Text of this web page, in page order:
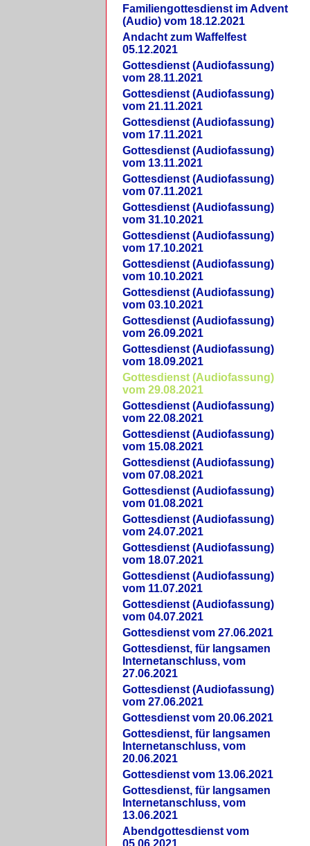
Familiengottesdienst im Advent
(Audio) vom 18.12.2021
Andacht zum Waffelfest
05.12.2021
Gottesdienst (Audiofassung)
vom 28.11.2021
Gottesdienst (Audiofassung)
vom 21.11.2021
Gottesdienst (Audiofassung)
vom 17.11.2021
Gottesdienst (Audiofassung)
vom 13.11.2021
Gottesdienst (Audiofassung)
vom 07.11.2021
Gottesdienst (Audiofassung)
vom 31.10.2021
Gottesdienst (Audiofassung)
vom 17.10.2021
Gottesdienst (Audiofassung)
vom 10.10.2021
Gottesdienst (Audiofassung)
vom 03.10.2021
Gottesdienst (Audiofassung)
vom 26.09.2021
Gottesdienst (Audiofassung)
vom 18.09.2021
Gottesdienst (Audiofassung)
vom 29.08.2021
Gottesdienst (Audiofassung)
vom 22.08.2021
Gottesdienst (Audiofassung)
vom 15.08.2021
Gottesdienst (Audiofassung)
vom 07.08.2021
Gottesdienst (Audiofassung)
vom 01.08.2021
Gottesdienst (Audiofassung)
vom 24.07.2021
Gottesdienst (Audiofassung)
vom 18.07.2021
Gottesdienst (Audiofassung)
vom 11.07.2021
Gottesdienst (Audiofassung)
vom 04.07.2021
Gottesdienst vom 27.06.2021
Gottesdienst, für langsamen
Internetanschluss, vom
27.06.2021
Gottesdienst (Audiofassung)
vom 27.06.2021
Gottesdienst vom 20.06.2021
Gottesdienst, für langsamen
Internetanschluss, vom
20.06.2021
Gottesdienst vom 13.06.2021
Gottesdienst, für langsamen
Internetanschluss, vom
13.06.2021
Abendgottesdienst vom